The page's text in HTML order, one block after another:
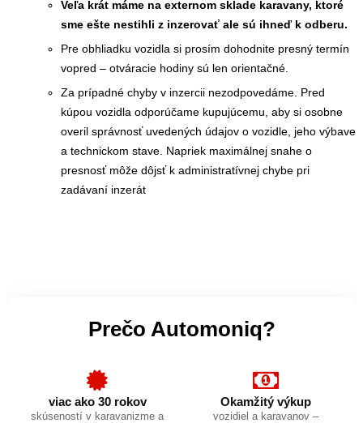
Veľa krát máme na externom sklade karavany, ktoré
sme ešte nestihli z inzerovať ale sú ihneď k odberu.
Pre obhliadku vozidla si prosím dohodnite presný termín
vopred – otváracie hodiny sú len orientačné.
Za prípadné chyby v inzercii nezodpovedáme. Pred
kúpou vozidla odporúčame kupujúcemu, aby si osobne
overil správnosť uvedených údajov o vozidle, jeho výbave
a technickom stave. Napriek maximálnej snahe o
presnosť môže dôjsť k administratívnej chybe pri
zadávaní inzerát
Prečo Automoniq?
viac ako 30 rokov
skúseností v karavanizme a
Okamžitý výkup
vozidiel a karavanov –